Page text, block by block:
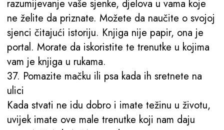
razumijevanje vaše sjenke, djelova u vama koje
ne želite da priznate. Možete da naučite o svojoj
sjenci čitajući istoriju. Knjiga nije papir, ona je
portal. Morate da iskoristite te trenutke u kojima
vam je knjiga u rukama.
37. Pomazite mačku ili psa kada ih sretnete na
ulici
Kada stvati ne idu dobro i imate težinu u životu,
uvijek imate ove male trenutke koji nam daju